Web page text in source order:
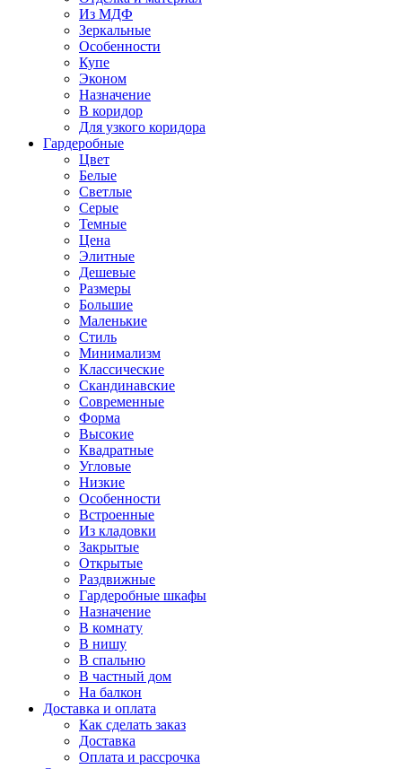
Из МДФ
Зеркальные
Особенности
Купе
Эконом
Назначение
В коридор
Для узкого коридора
Гардеробные
Цвет
Белые
Светлые
Серые
Темные
Цена
Элитные
Дешевые
Размеры
Большие
Маленькие
Стиль
Минимализм
Классические
Скандинавские
Современные
Форма
Высокие
Квадратные
Угловые
Низкие
Особенности
Встроенные
Из кладовки
Закрытые
Открытые
Раздвижные
Гардеробные шкафы
Назначение
В комнату
В нишу
В спальню
В частный дом
На балкон
Доставка и оплата
Как сделать заказ
Доставка
Оплата и рассрочка